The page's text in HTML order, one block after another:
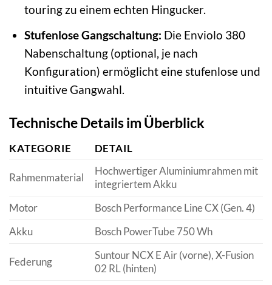
touring zu einem echten Hingucker.
Stufenlose Gangschaltung: Die Enviolo 380
Nabenschaltung (optional, je nach
Konfiguration) ermöglicht eine stufenlose und
intuitive Gangwahl.
Technische Details im Überblick
KATEGORIE DETAIL
Rahmenmaterial
Hochwertiger Aluminiumrahmen mit
integriertem Akku
Motor
Bosch Performance Line CX (Gen. 4)
Akku
Bosch PowerTube 750 Wh
Federung
Suntour NCX E Air (vorne), X-Fusion
02 RL (hinten)